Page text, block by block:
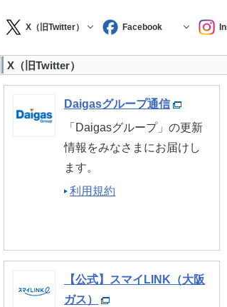
ガス
商品・サービス
お手続き一覧
ガス
業種別ソリューション
会社概要
技術開発
社会貢献
株式・株主情報
X（旧Twitter） Facebook
X（旧Twitter）
Daigasグループ通信
「Daigasグループ」の更新
情報をみなさまにお届けし
ます。
利用規約
【公式】スマイLINK（大阪
ガス）